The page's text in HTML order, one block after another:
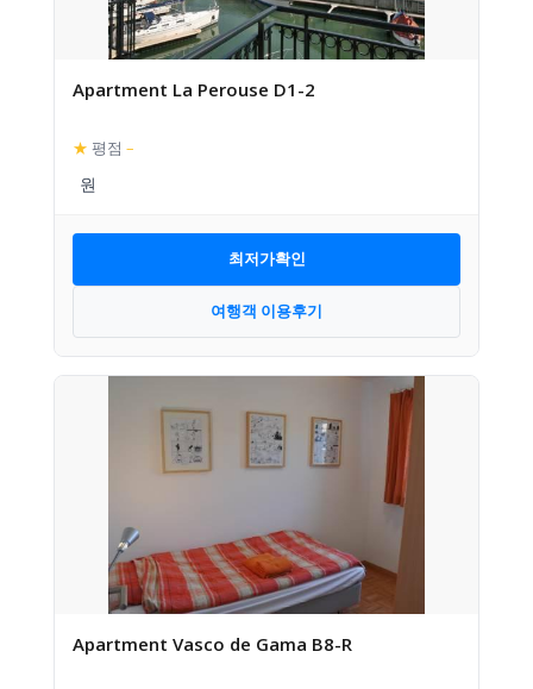
Apartment La Perouse D1-2
★ 평점 –
최저가확인
여행객 이용후기
Apartment Vasco de Gama B8-R